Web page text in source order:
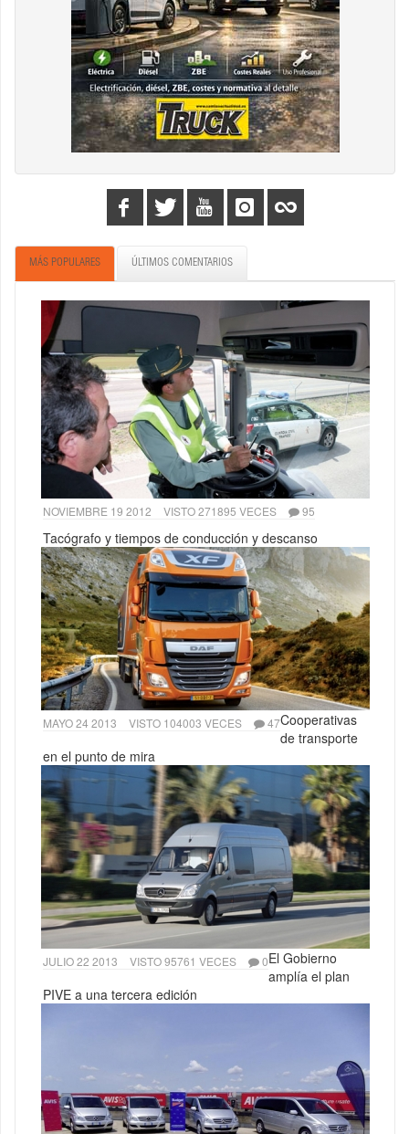
MÁS POPULARES ÚLTIMOS COMENTARIOS
NOVIEMBRE 19 2012 VISTO 271895 VECES 95
Tacógrafo y tiempos de conducción y descanso
MAYO 24 2013 VISTO 104003 VECES 47Cooperativas
de transporte
en el punto de mira
JULIO 22 2013 VISTO 95761 VECES 0El Gobierno
amplía el plan
PIVE a una tercera edición